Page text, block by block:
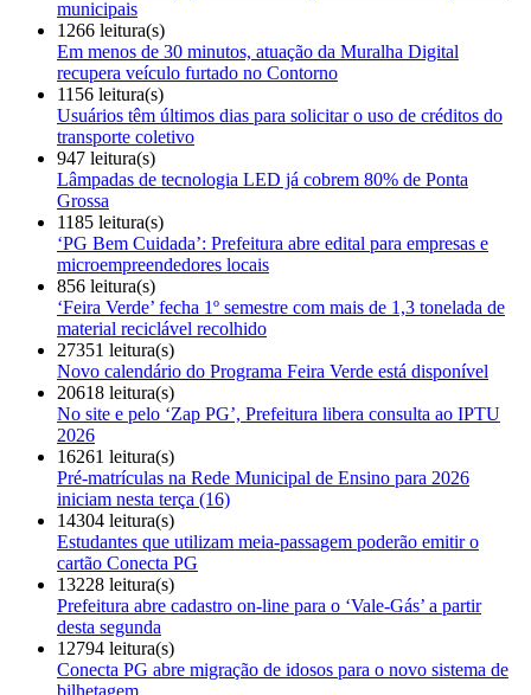
municipais
1266 leitura(s)
Em menos de 30 minutos, atuação da Muralha Digital
recupera veículo furtado no Contorno
1156 leitura(s)
Usuários têm últimos dias para solicitar o uso de créditos do
transporte coletivo
947 leitura(s)
Lâmpadas de tecnologia LED já cobrem 80% de Ponta
Grossa
1185 leitura(s)
‘PG Bem Cuidada’: Prefeitura abre edital para empresas e
microempreendedores locais
856 leitura(s)
‘Feira Verde’ fecha 1º semestre com mais de 1,3 tonelada de
material reciclável recolhido
27351 leitura(s)
Novo calendário do Programa Feira Verde está disponível
20618 leitura(s)
No site e pelo ‘Zap PG’, Prefeitura libera consulta ao IPTU
2026
16261 leitura(s)
Pré-matrículas na Rede Municipal de Ensino para 2026
iniciam nesta terça (16)
14304 leitura(s)
Estudantes que utilizam meia-passagem poderão emitir o
cartão Conecta PG
13228 leitura(s)
Prefeitura abre cadastro on-line para o ‘Vale-Gás’ a partir
desta segunda
12794 leitura(s)
Conecta PG abre migração de idosos para o novo sistema de
bilhetagem